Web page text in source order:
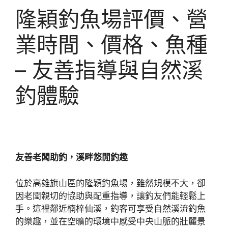
隆穎釣魚場評價、營
業時間、價格、魚種
– 友善指導與自然溪
釣體驗
友善老闆助釣，溪畔悠閒釣趣
位於高雄旗山區的隆穎釣魚場，雖然規模不大，卻
因老闆親切的協助與配重指導，讓釣友們能輕鬆上
手。這裡鄰近楠梓仙溪，釣客可享受自然溪流釣魚
的樂趣，並在空曠的環境中感受中央山脈的壯麗景